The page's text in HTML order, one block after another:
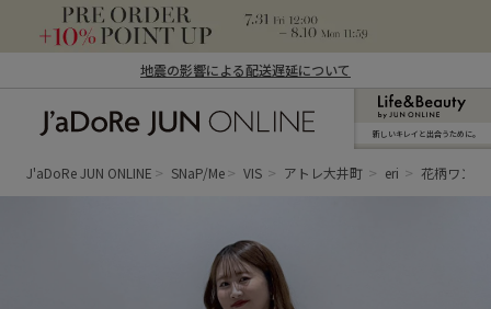
地震の影響による配送遅延について
ン オンライン）
新しいキレイと出合うために。
J'aDoRe JUN ONLINE SNaP/Me VIS アトレ大井町 eri 花柄ワンピ